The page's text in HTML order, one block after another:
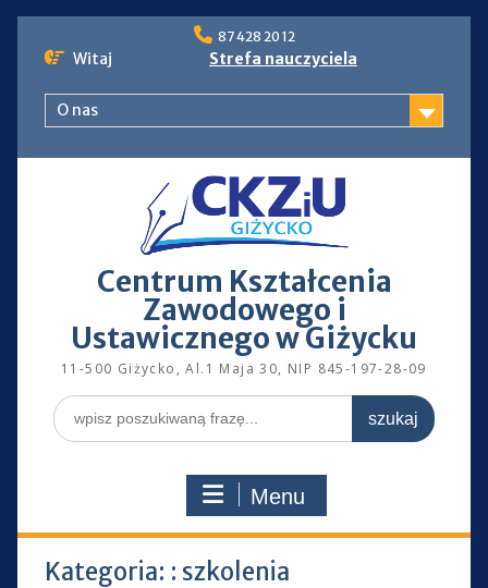
to
87 428 20 12
Witaj Strefa nauczyciela
O nas
Centrum Kształcenia
Zawodowego i
Ustawicznego w Giżycku
11-500 Giżycko, Al.1 Maja 30, NIP 845-197-28-09
Search
for:
Menu
Kategoria: : szkolenia